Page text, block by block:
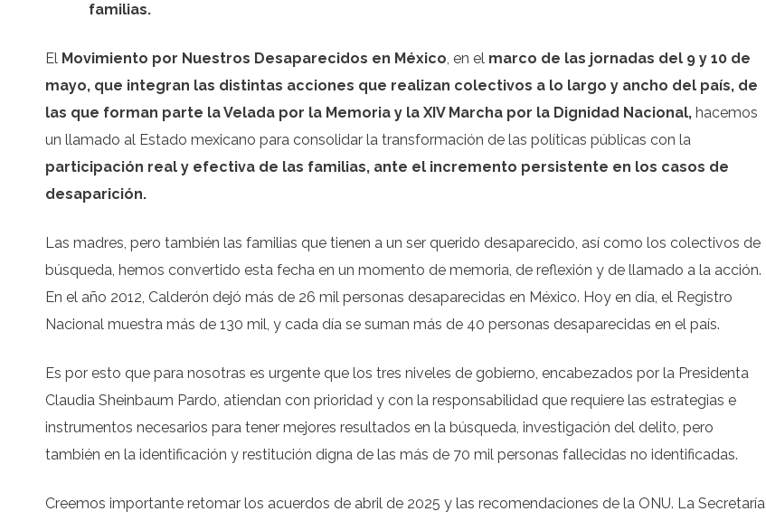
familias.
El Movimiento por Nuestros Desaparecidos en México, en el marco de las jornadas del 9 y 10 de
mayo, que integran las distintas acciones que realizan colectivos a lo largo y ancho del país, de
las que forman parte la Velada por la Memoria y la XIV Marcha por la Dignidad Nacional, hacemos
un llamado al Estado mexicano para consolidar la transformación de las políticas públicas con la
participación real y efectiva de las familias, ante el incremento persistente en los casos de
desaparición.
Las madres, pero también las familias que tienen a un ser querido desaparecido, así como los colectivos de
búsqueda, hemos convertido esta fecha en un momento de memoria, de reflexión y de llamado a la acción.
En el año 2012, Calderón dejó más de 26 mil personas desaparecidas en México. Hoy en día, el Registro
Nacional muestra más de 130 mil, y cada día se suman más de 40 personas desaparecidas en el país.
Es por esto que para nosotras es urgente que los tres niveles de gobierno, encabezados por la Presidenta
Claudia Sheinbaum Pardo, atiendan con prioridad y con la responsabilidad que requiere las estrategias e
instrumentos necesarios para tener mejores resultados en la búsqueda, investigación del delito, pero
también en la identificación y restitución digna de las más de 70 mil personas fallecidas no identificadas.
Creemos importante retomar los acuerdos de abril de 2025 y las recomendaciones de la ONU. La Secretaría